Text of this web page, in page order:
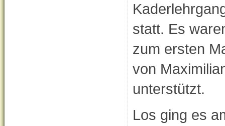
statt. Es
zum ersten
von
unterstützt.
Los ging es